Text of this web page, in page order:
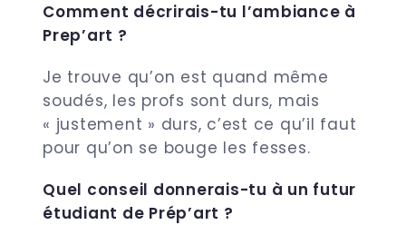
Comment décrirais-tu l’ambiance à
Prep’art ?
Je trouve qu’on est quand même
soudés, les profs sont durs, mais
« justement » durs, c’est ce qu’il faut
pour qu’on se bouge les fesses.
Quel conseil donnerais-tu à un futur
étudiant de Prép’art ?